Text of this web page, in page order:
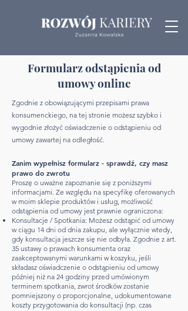
Formularz odstąpienia od
umowy online
Zgodnie z obowiązującymi przepisami prawa
konsumenckiego, na tej stronie możesz szybko i
wygodnie złożyć oświadczenie o odstąpieniu od
umowy zawartej na odległość.
Zanim wypełnisz formularz - sprawdź, czy masz
prawo do zwrotu
Proszę o uważne zapoznanie się z poniższymi
informacjami. Ze względu na specyfikę oferowanych
w moim sklepie produktów i usług, możliwość
odstąpienia od umowy jest prawnie ograniczona:
Konsultacje / Spotkania: Możesz odstąpić od umowy
w ciągu 14 dni od dnia zakupu, ale wyłącznie wtedy,
gdy konsultacja jeszcze się nie odbyła. Zgodnie z art.
35 ustawy o prawach konsumenta oraz
zaakceptowanymi warunkami w koszyku, jeśli
składasz oświadczenie o odstąpieniu od umowy
później niż na 24 godziny przed umówionym
terminem spotkania, zwrot środków zostanie
pomniejszony o proporcjonalne, udokumentowane
koszty przygotowania do konsultacji (np. czas